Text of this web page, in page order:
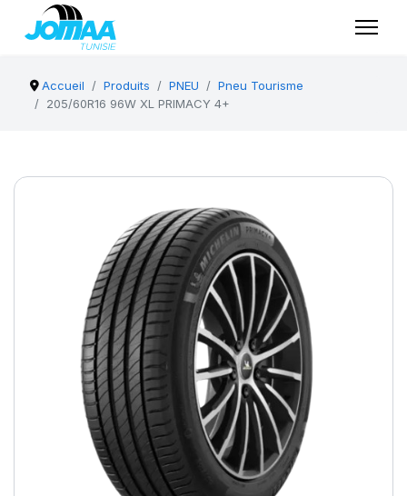
Accueil Produits PNEU
Pneu Tourisme
205/60R16 96W XL PRIMACY 4+